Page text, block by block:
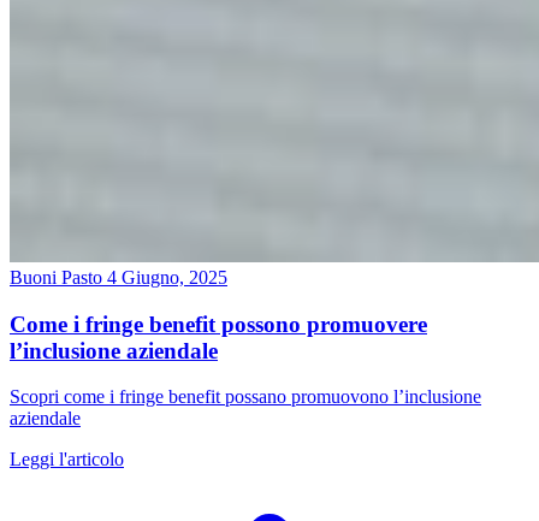
Buoni Pasto 4 Giugno, 2025
Come i fringe benefit possono promuovere
l’inclusione aziendale
Scopri come i fringe benefit possano promuovono l’inclusione
aziendale
Leggi l'articolo